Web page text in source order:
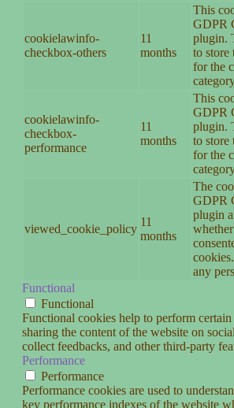
cookielawinfo-
checkbox-others
11
months
This
GDPR
plugin.
to store
for the
cookielawinfo-
checkbox-
performance
11
months
This
GDPR
plugin.
to store
for the
viewed_cookie_policy
11
months
The
GDPR
plugin
any
Functional
Functional
Functional cookies help to perform
sharing the content of the website on
collect feedbacks, and other third-party
Performance
Performance
Performance cookies are used to
key performance indexes of the website